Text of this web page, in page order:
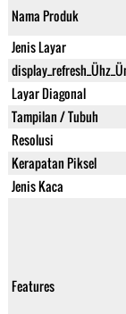
Nama Produk
Jenis Layar
Layar Diagonal
Tampilan / Tubuh
Resolusi
Kerapatan Piksel
Jenis Kaca
Features